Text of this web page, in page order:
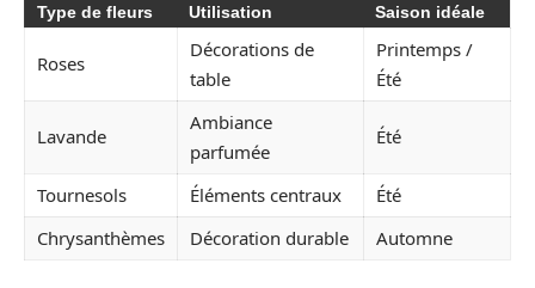
Type de fleurs Utilisation Saison idéale
Roses
Décorations de
table
Printemps /
Été
Lavande
Ambiance
parfumée
Été
Tournesols Éléments centraux
Été
Chrysanthèmes
Décoration durable Automne